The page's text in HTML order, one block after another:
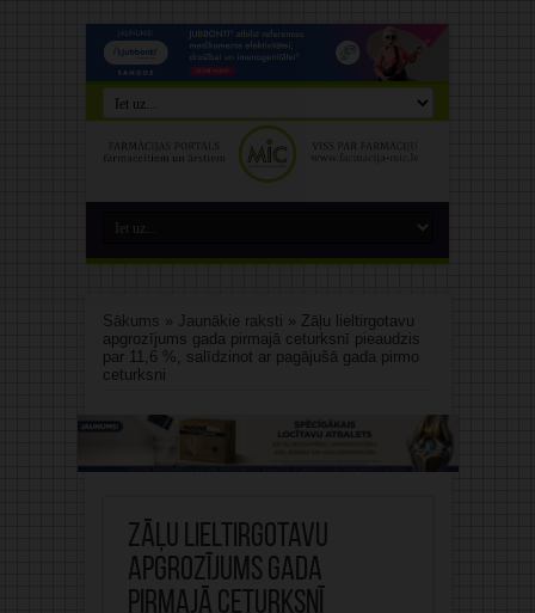
Sākums » Jaunākie raksti » Zāļu lieltirgotavu
apgrozījums gada pirmajā ceturksnī pieaudzis
par 11,6 %, salīdzinot ar pagājušā gada pirmo
ceturksni
Zāļu lieltirgotavu
apgrozījums gada
pirmajā ceturksnī